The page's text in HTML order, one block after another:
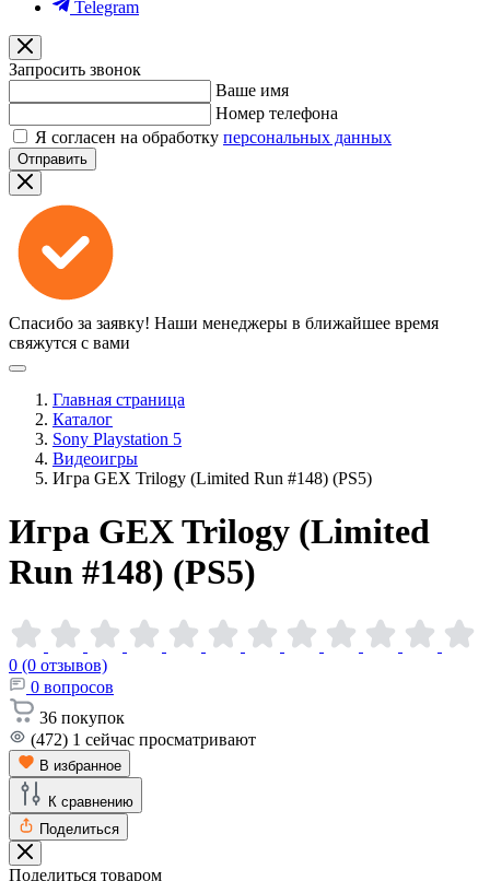
Telegram
Запросить звонок
Ваше имя
Номер телефона
Я согласен на обработку персональных данных
Отправить
Спасибо за заявку! Наши менеджеры в ближайшее время
свяжутся с вами
Главная страница
Каталог
Sony Playstation 5
Видеоигры
Игра GEX Trilogy (Limited Run #148) (PS5)
Игра GEX Trilogy (Limited
Run #148) (PS5)
0 (0 отзывов)
0 вопросов
36 покупок
(472) 1 сейчас просматривают
В избранное
К сравнению
Поделиться
Поделиться товаром